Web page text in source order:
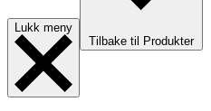
Lukk meny
Tilbake til Produkter